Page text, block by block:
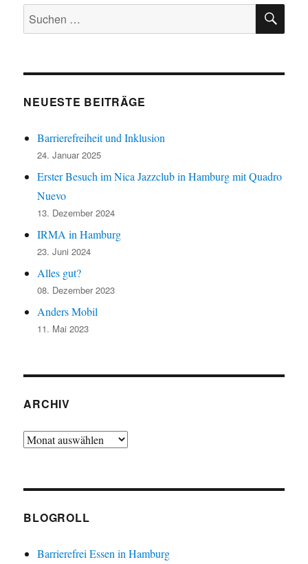
Fremdwort
und
heute?
Suchen
nach:
NEUESTE BEITRÄGE
Barrierefreiheit und Inklusion
24. Januar 2025
Erster Besuch im Nica Jazzclub in Hamburg mit Quadro
Nuevo
13. Dezember 2024
IRMA in Hamburg
23. Juni 2024
Alles gut?
08. Dezember 2023
Anders Mobil
11. Mai 2023
ARCHIV
Archiv
BLOGROLL
Barrierefrei Essen in Hamburg